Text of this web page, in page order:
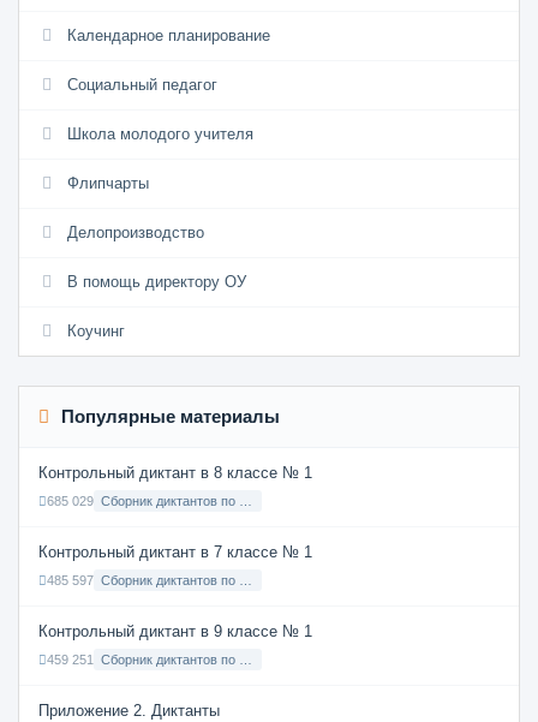
Календарное планирование
Социальный педагог
Школа молодого учителя
Флипчарты
Делопроизводство
В помощь директору ОУ
Коучинг
Популярные материалы
Контрольный диктант в 8 классе № 1
685 029
Контрольный диктант в 7 классе № 1
485 597
Контрольный диктант в 9 классе № 1
459 251
Приложение 2. Диктанты